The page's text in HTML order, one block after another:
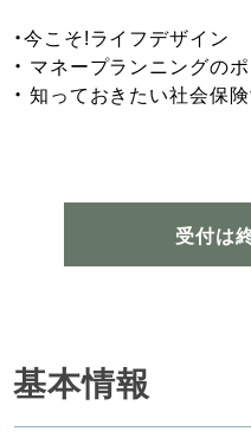
・今こそ!ライフデザイン
・ マネープランニングの
・ 知っておきたい社会保
受付は
基本情報